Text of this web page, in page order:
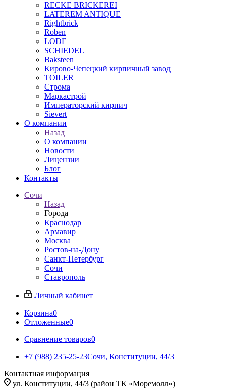
RECKE BRICKEREI
LATEREM ANTIQUE
Rightbrick
Roben
LODE
SCHIEDEL
Baksteen
Кирово-Чепецкий кирпичный завод
TOILER
Строма
Маркастрой
Императорский кирпич
Sievert
О компании
Назад
О компании
Новости
Лицензии
Блог
Контакты
Сочи
Назад
Города
Краснодар
Армавир
Москва
Ростов-на-Дону
Санкт-Петербург
Сочи
Ставрополь
Личный кабинет
Корзина0
Отложенные0
Сравнение товаров0
+7 (988) 235-25-23Сочи, Конституции, 44/3
Контактная информация
ул. Конституции, 44/3 (район ТК «Моремолл»)